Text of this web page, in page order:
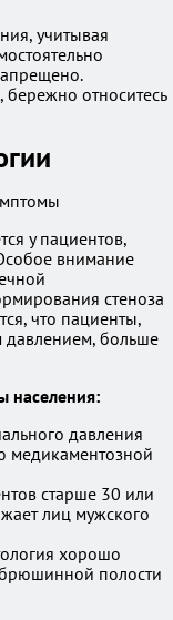
учитывая
относитесь
у пациентов,
внимание
стеноза
что пациенты,
больше
населения:
давления
медикаментозной
старше 30 или
лиц мужского
хорошо
полости